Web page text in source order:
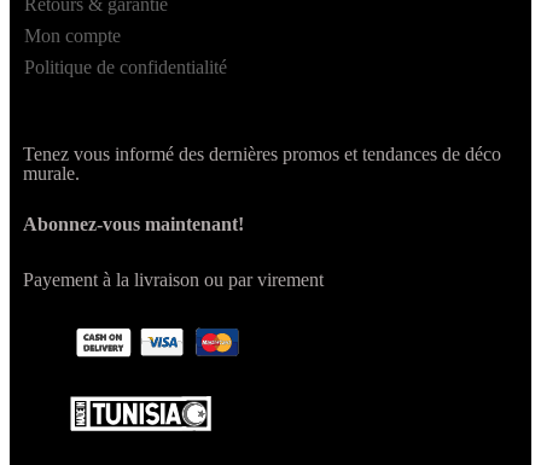
Retours & garantie
Mon compte
Politique de confidentialité
Tenez vous informé des dernières promos et tendances de déco
murale.
Abonnez-vous maintenant!
Payement à la livraison ou par virement